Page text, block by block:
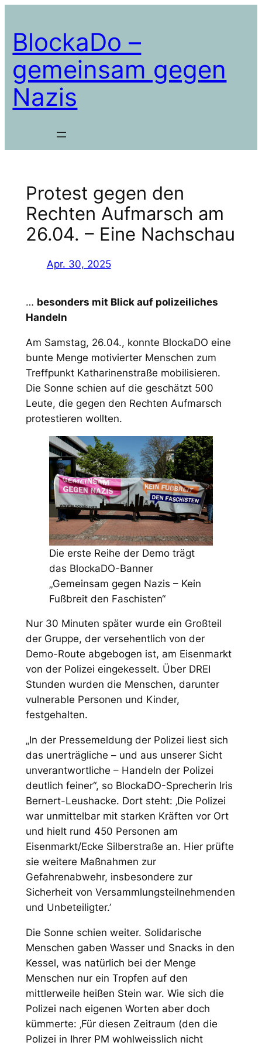
springen
BlockaDo –
gemeinsam gegen
Nazis
Protest gegen den
Rechten Aufmarsch am
26.04. – Eine Nachschau
Apr. 30, 2025
… besonders mit Blick auf polizeiliches
Handeln
Am Samstag, 26.04., konnte BlockaDO eine
bunte Menge motivierter Menschen zum
Treffpunkt Katharinenstraße mobilisieren.
Die Sonne schien auf die geschätzt 500
Leute, die gegen den Rechten Aufmarsch
protestieren wollten.
Die erste Reihe der Demo trägt
das BlockaDO-Banner
„Gemeinsam gegen Nazis – Kein
Fußbreit den Faschisten“
Nur 30 Minuten später wurde ein Großteil
der Gruppe, der versehentlich von der
Demo-Route abgebogen ist, am Eisenmarkt
von der Polizei eingekesselt. Über DREI
Stunden wurden die Menschen, darunter
vulnerable Personen und Kinder,
festgehalten.
„In der Pressemeldung der Polizei liest sich
das unerträgliche – und aus unserer Sicht
unverantwortliche – Handeln der Polizei
deutlich feiner“, so BlockaDO-Sprecherin Iris
Bernert-Leushacke. Dort steht: ‚Die Polizei
war unmittelbar mit starken Kräften vor Ort
und hielt rund 450 Personen am
Eisenmarkt/Ecke Silberstraße an. Hier prüfte
sie weitere Maßnahmen zur
Gefahrenabwehr, insbesondere zur
Sicherheit von Versammlungsteilnehmenden
und Unbeteiligter.’
Die Sonne schien weiter. Solidarische
Menschen gaben Wasser und Snacks in den
Kessel, was natürlich bei der Menge
Menschen nur ein Tropfen auf den
mittlerweile heißen Stein war. Wie sich die
Polizei nach eigenen Worten aber doch
kümmerte: ‚Für diesen Zeitraum (den die
Polizei in Ihrer PM wohlweisslich nicht